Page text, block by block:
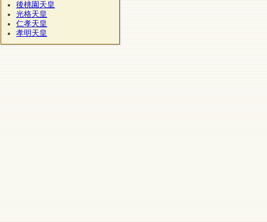
後桃園天皇
光格天皇
仁孝天皇
孝明天皇